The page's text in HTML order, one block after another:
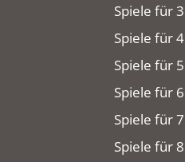
Spiele für
Spiele für
Spiele für
Spiele für
Spiele für
Spiele für